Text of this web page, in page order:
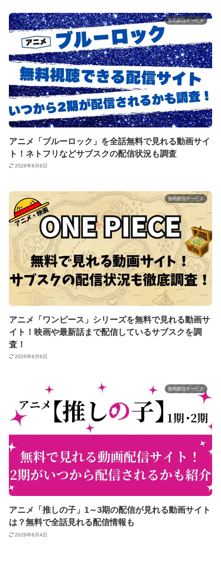
動画配信サービス
アニメ「ブルーロック」を全話無料で見れる動画サイ
ト！ネトフリなどサブスクの配信状況も調査
2026年8月6日
動画配信サービス
アニメ「ワンピース」シリーズを無料で見れる動画サ
イト！映画や最新話まで配信しているサブスクを調
査！
2026年8月6日
動画配信サービス
アニメ「推しの子」1～3期の配信が見れる動画サイト
は？無料で全話見れる配信情報も
2026年8月4日